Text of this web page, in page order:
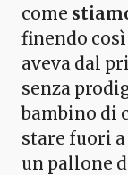
come
finendo
aveva dal
senza
bambino di
stare fuori
un pallone